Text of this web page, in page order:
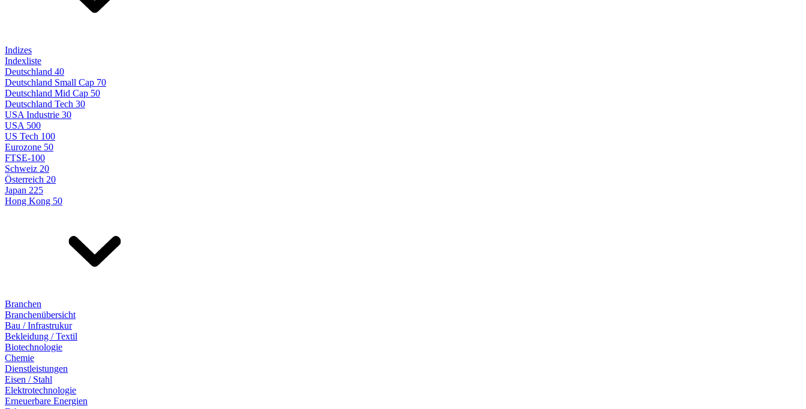
Indizes
Indexliste
Deutschland 40
Deutschland Small Cap 70
Deutschland Mid Cap 50
Deutschland Tech 30
USA Industrie 30
USA 500
US Tech 100
Eurozone 50
FTSE-100
Schweiz 20
Österreich 20
Japan 225
Hong Kong 50
Branchen
Branchenübersicht
Bau / Infrastrukur
Bekleidung / Textil
Biotechnologie
Chemie
Dienstleistungen
Eisen / Stahl
Elektrotechnologie
Erneuerbare Energien